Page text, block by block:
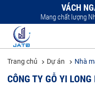
VÁCH
Mang chất lượng
Trang chủ Dự án Nhà
CÔNG TY GỖ YI